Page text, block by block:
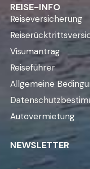
REISE-INFO
Reiseversicherung
Visumantrag
Reiseführer
Allgemeine
Autovermietung
NEWSLETTER